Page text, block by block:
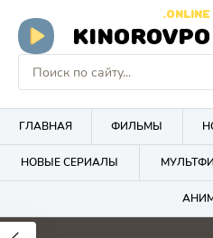
KINOROVPO
.ONLINE
ГЛАВНАЯ ФИЛЬМЫ
НОВЫЕ СЕРИАЛЫ